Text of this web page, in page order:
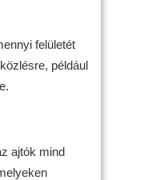
felületét
például
ajtók mind